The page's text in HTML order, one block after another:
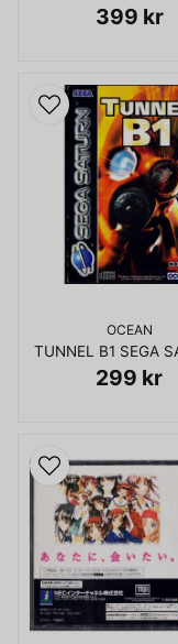
399 kr
OCEAN
TUNNEL B1 SEGA
299 kr